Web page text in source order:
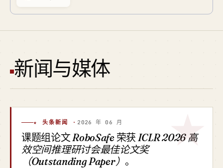
新闻与媒体
★ 头条新闻 · 2026 年 06 月
课题组论文RoboSafe荣获 ICLR 2026 高
效空间推理研讨会最佳论文奖
（Outstanding Paper） 。